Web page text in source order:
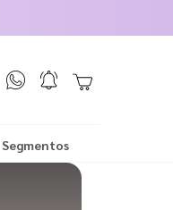
Segmentos